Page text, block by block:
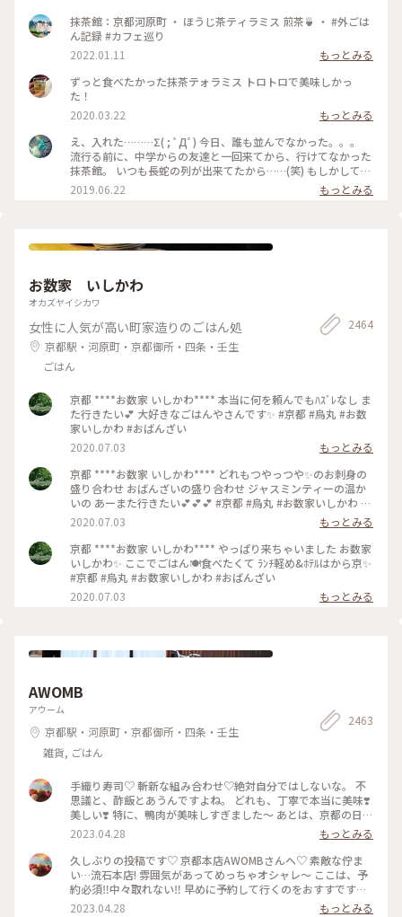
茶ソワレ #純喫茶 #喫茶店 #ゼリーポンチ #ひんやりスイーツ #
京都スイーツ #京都カフェ #レトロ #レトロ喫茶 #昭和レトロ #
四条河原町 #京都 #ことりっぷ京都 #ことりっぷ三都巡りの旅
抹茶館：京都河原町 ・ ほうじ茶ティラミス 煎茶🍵 ・ #外ごは
ん記録 #カフェ巡り
2022.01.11
もっとみる
ずっと食べたかった抹茶テォラミス トロトロで美味しかっ
た！
2020.03.22
もっとみる
え、入れた………Σ( ; ﾟДﾟ) 今日、誰も並んでなかった。。。
流行る前に、中学からの友達と一回来てから、行けてなかった
抹茶館。 いつも長蛇の列が出来てたから……(笑) もしかして、
別の所に新しい店舗が出来たのかな？ ……と、思ってたのです
が、店の外に出たら列が出来てましたΣ( ; ﾟДﾟ)運が良かっ
るのかな……？？ほうじ茶だけだと、あんな粉っぽくないと思
2019.06.22 もっとみる
お数家 いしかわ
オカズヤイシカワ
女性に人気が高い町家造りのごはん処
京都駅・河原町・京都御所・四条・壬生
ごはん
2464
京都 ****お数家 いしかわ**** 本当に何を頼んでもﾊｽﾞﾚなし ま
た行きたい💕 大好きなごはんやさんです✨ #京都 #烏丸 #お数
家いしかわ #おばんざい
2020.07.03
もっとみる
京都 ****お数家 いしかわ**** どれもつやっつや✨のお刺身の
盛り合わせ おばんざいの盛り合わせ ジャスミンティーの温か
いの あーまた行きたい💕💕💕 #京都 #烏丸 #お数家いしかわ #
おばんざい #お刺身 #刺盛り #おばんざい盛り合わせ
2020.07.03
もっとみる
京都 ****お数家 いしかわ**** やっぱり来ちゃいました お数家
いしかわ✨ ここでごはん🍽️食べたくて ﾗﾝﾁ軽め&ﾎﾃﾙはから京✨
#京都 #烏丸 #お数家いしかわ #おばんざい
2020.07.03
もっとみる
AWOMB
アウーム
京都駅・河原町・京都御所・四条・壬生
雑貨, ごはん
2463
手織り寿司♡ 斬新な組み合わせ♡絶対自分ではしないな。 不
思議と、酢飯とあうんですよね。 どれも、丁寧で本当に美味❣️
美しい❣️ 特に、鴨肉が美味しすぎました〜 あとは、京都の日本
酒🍶♡ 素敵時間でした〜 #わたしのことりっぷ旅 #AWOMB #
京都 #烏丸本店 #手織り寿司
2023.04.28
もっとみる
久しぶりの投稿です♡ 京都本店AWOMBさんへ♡ 素敵な佇ま
い…流石本店! 雰囲気があってめっちゃオシャレ〜 ここは、予
約必須‼︎中々取れない‼︎ 早めに予約して行くのをおすすです♡
GW人すごそうですね… #京都 #AWOMB #烏丸本店 #手織り寿
2023.04.28
もっとみる